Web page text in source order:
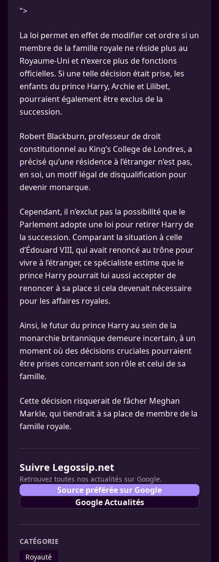
">
La loi permet en effet de modifier cet ordre si un
membre de la famille royale ne réside plus au
Royaume-Uni et n’exerce plus de fonctions
officielles. Si une telle décision était prise, les
enfants du prince Harry, Archie et Lilibet,
pourraient également être exclus de la
succession.
Robert Blackburn, professeur de droit
constitutionnel au King’s College de Londres, a
précisé qu’une résidence à l’étranger n’est pas,
en soi, un motif légal de disqualification pour
devenir monarque.
Cependant, il n’exclut pas la possibilité que le
Parlement adopte une loi pour retirer Harry de
la succession. Comparant la situation à celle
d’Édouard VIII, qui avait renoncé au trône pour
vivre à l’étranger, ce spécialiste estime que le
prince Harry pourrait lui aussi accepter de
renoncer à sa place si cela devenait nécessaire
pour les affaires royales.
Ainsi, le futur du prince Harry au sein de la
monarchie britannique demeure incertain, à un
moment où des décisions cruciales pourraient
être prises concernant son rôle et celui de sa
famille.
Cette décision risquerait de fâcher Meghan
Markle, qui tiendrait à sa place de membre de la
famille royale.
Suivre Legossip.net
Retrouvez toutes nos actualités sur Google.
Source préférée sur Google
Google Actualités
CATÉGORIE
Royauté